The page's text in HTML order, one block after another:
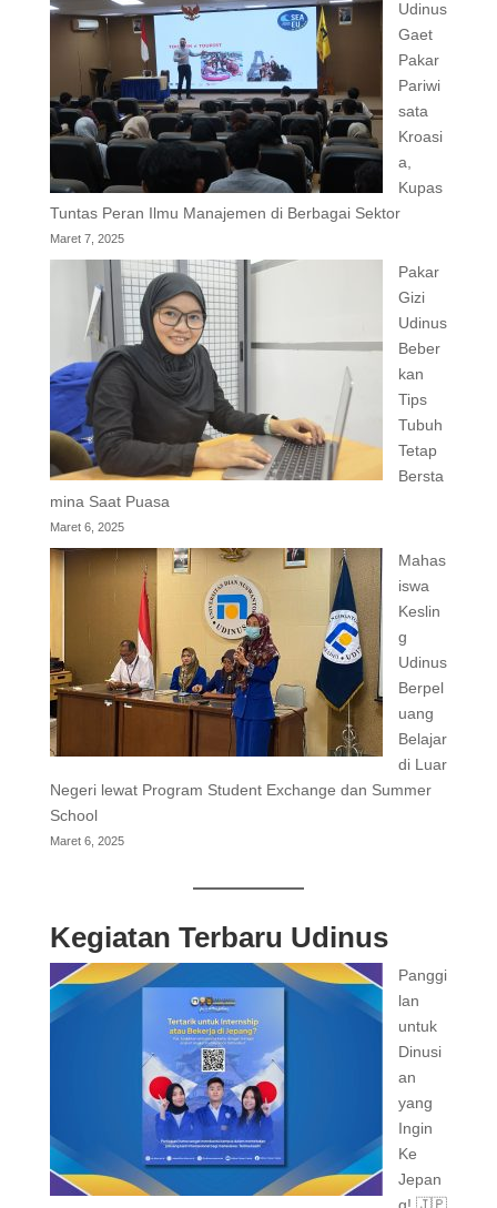
Udinus
Gaet
Pakar
Pariwi
sata
Kroasi
a,
Kupas
Tuntas Peran Ilmu Manajemen di Berbagai Sektor
Maret 7, 2025
Pakar
Gizi
Udinus
Beber
kan
Tips
Tubuh
Tetap
Bersta
mina Saat Puasa
Maret 6, 2025
Mahas
iswa
Keslin
g
Udinus
Berpel
uang
Belajar
di Luar
Negeri lewat Program Student Exchange dan Summer
School
Maret 6, 2025
Kegiatan Terbaru Udinus
Panggi
lan
untuk
Dinusi
an
yang
Ingin
Ke
Jepan